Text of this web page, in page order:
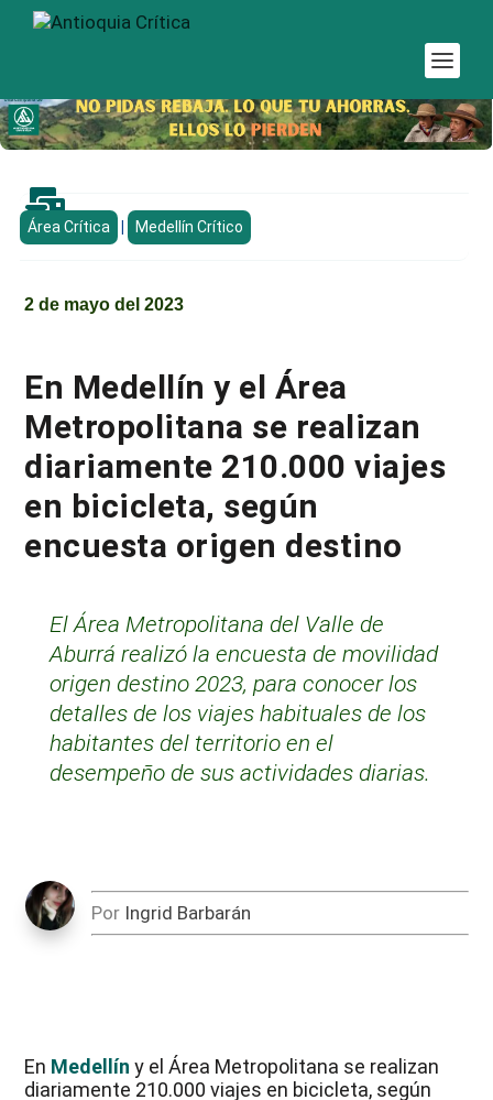

Área Crítica Medellín Crítico
2 de mayo del 2023
En Medellín y el Área
Metropolitana se realizan
diariamente 210.000 viajes
en bicicleta, según
encuesta origen destino
El Área Metropolitana del Valle de
Aburrá realizó la encuesta de movilidad
origen destino 2023, para conocer los
detalles de los viajes habituales de los
habitantes del territorio en el
desempeño de sus actividades diarias.
Por Ingrid Barbarán
En Medellín y el Área Metropolitana se realizan
diariamente 210.000 viajes en bicicleta, según